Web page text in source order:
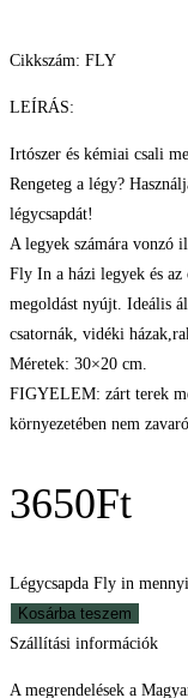
Cikkszám: FLY
LEÍRÁS:
Irtószer és kémiai csali
Rengeteg a légy?
légycsapdát!
A legyek számára vonzó
Fly In a házi legyek és az
megoldást nyújt. Ideális
csatornák, vidéki
Méretek: 30×20 cm.
FIGYELEM: zárt terek
környezetében nem
3650Ft
Légycsapda Fly in
Kosárba teszem
Szállítási információk
A megrendelések a